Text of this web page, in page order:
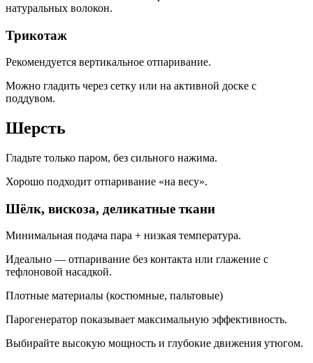
натуральных волокон.
Трикотаж
Рекомендуется вертикальное отпаривание.
Можно гладить через сетку или на активной доске с
поддувом.
Шерсть
Гладьте только паром, без сильного нажима.
Хорошо подходит отпаривание «на весу».
Шёлк, вискоза, деликатные ткани
Минимальная подача пара + низкая температура.
Идеально — отпаривание без контакта или глажение с
тефлоновой насадкой.
Плотные материалы (костюмные, пальтовые)
Парогенератор показывает максимальную эффективность.
Выбирайте высокую мощность и глубокие движения утюгом.